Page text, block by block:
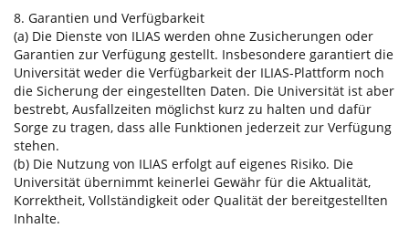
8. Garantien und Verfügbarkeit
(a) Die Dienste von ILIAS werden ohne Zusicherungen oder
Garantien zur Verfügung gestellt. Insbesondere garantiert die
Universität weder die Verfügbarkeit der ILIAS-Plattform noch
die Sicherung der eingestellten Daten. Die Universität ist aber
bestrebt, Ausfallzeiten möglichst kurz zu halten und dafür
Sorge zu tragen, dass alle Funktionen jederzeit zur Verfügung
stehen.
(b) Die Nutzung von ILIAS erfolgt auf eigenes Risiko. Die
Universität übernimmt keinerlei Gewähr für die Aktualität,
Korrektheit, Vollständigkeit oder Qualität der bereitgestellten
Inhalte.